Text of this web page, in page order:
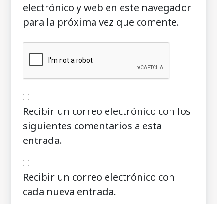
electrónico y web en este navegador
para la próxima vez que comente.
Recibir un correo electrónico con los
siguientes comentarios a esta
entrada.
Recibir un correo electrónico con
cada nueva entrada.